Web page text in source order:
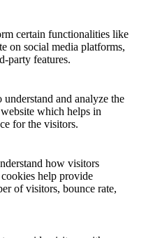
certain functionalities like
on social media platforms,
party features.
and analyze the
which helps in
for the visitors.
how visitors
help provide
of visitors, bounce rate,